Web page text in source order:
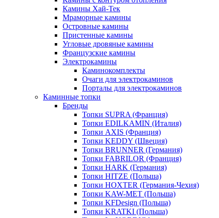
Камины Хай-Тек
Мраморные камины
Островные камины
Пристенные камины
Угловые дровяные камины
Французские камины
Электрокамины
Каминокомплекты
Очаги для электрокаминов
Порталы для электрокаминов
Каминные топки
Бренды
Топки SUPRA (Франция)
Топки EDILKAMIN (Италия)
Топки AXIS (Франция)
Топки KEDDY (Швеция)
Топки BRUNNER (Германия)
Топки FABRILOR (Франция)
Топки HARK (Германия)
Топки HITZE (Польша)
Топки HOXTER (Германия-Чехия)
Топки KAW-MET (Польша)
Топки KFDesign (Польша)
Топки KRATKI (Польша)